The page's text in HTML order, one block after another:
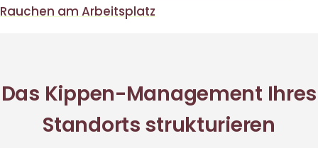
Rauchen am Arbeitsplatz
Das Kippen-Management Ihres
Standorts strukturieren